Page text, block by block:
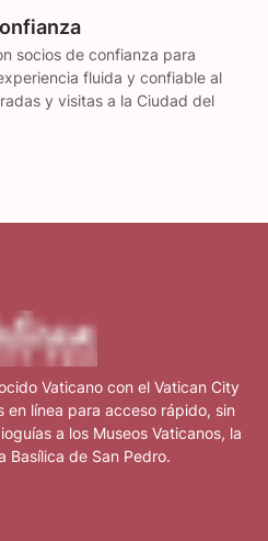
socios de confianza para
fluida y confiable al
y visitas a la Ciudad del
Vaticano con el Vatican City
en línea para acceso rápido, sin
a los Museos Vaticanos, la
Basílica de San Pedro.